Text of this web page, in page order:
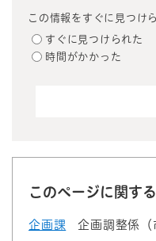
この情報をすぐに見つけ
すぐに見つけられた
時間がかかった
このページに関す
企画課 企画調整係（